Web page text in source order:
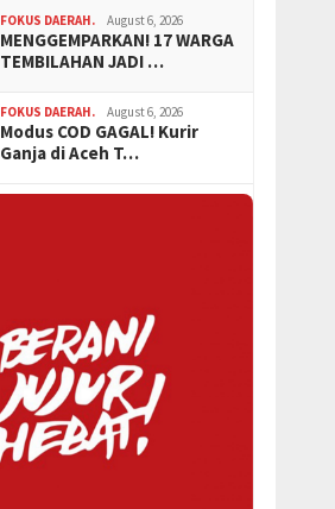
FOKUS DAERAH. August 6, 2026
MENGGEMPARKAN! 17 WARGA
TEMBILAHAN JADI …
FOKUS DAERAH. August 6, 2026
Modus COD GAGAL! Kurir
Ganja di Aceh T…